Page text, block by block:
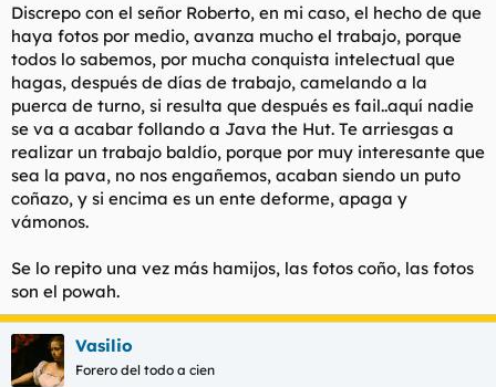
Discrepo con el señor Roberto, en mi caso, el hecho de que
haya fotos por medio, avanza mucho el trabajo, porque
todos lo sabemos, por mucha conquista intelectual que
hagas, después de días de trabajo, camelando a la
puerca de turno, si resulta que después es fail..aquí nadie
se va a acabar follando a Java the Hut. Te arriesgas a
realizar un trabajo baldío, porque por muy interesante que
sea la pava, no nos engañemos, acaban siendo un puto
coñazo, y si encima es un ente deforme, apaga y
vámonos.
Se lo repito una vez más hamijos, las fotos coño, las fotos
son el powah.
Vasilio
Forero del todo a cien